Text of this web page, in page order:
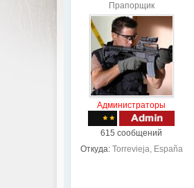
Прапорщик
Администраторы
615 сообщений
Откуда: Torrevieja, España